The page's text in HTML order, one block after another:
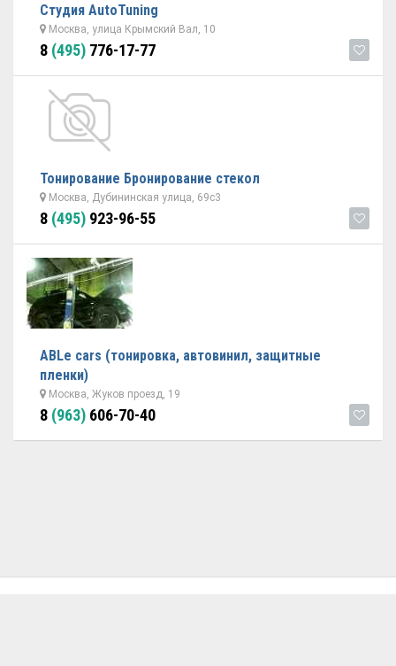
Студия AutoTuning
Москва, улица Крымский Вал, 10
8 (495) 776-17-77
Тонирование Бронирование стекол
Москва, Дубининская улица, 69с3
8 (495) 923-96-55
ABLe cars (тонировка, автовинил, защитные
пленки)
Москва, Жуков проезд, 19
8 (963) 606-70-40